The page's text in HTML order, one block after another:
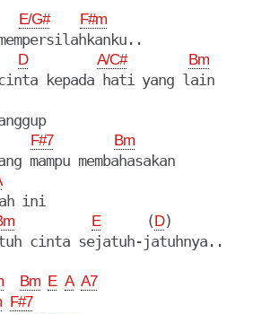
E/G# F#m
D A/C# Bm
kepada hati yang lain
F#7 Bm
mampu membahasakan
ini
E
      (
D)
cinta sejatuh-jatuhnya..
Bm E A A7
F#7